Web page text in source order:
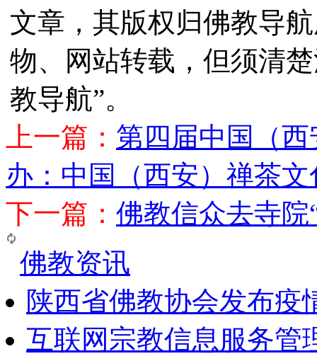
文章，其版权归佛教导
物、网站转载，但须清
教导航”。
上一篇： 第四届中国（
办：中国（西安）禅茶
下一篇： 佛教信众去寺院
佛教资讯
陕西省佛教协会发布疫
互联网宗教信息服务管